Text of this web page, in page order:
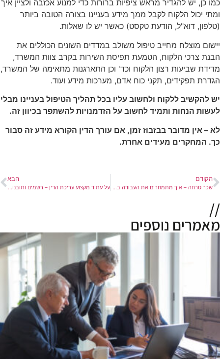
כמו כן, יש להגדיר מראש ציפיות ברורות כדי למנוע אכזבה ולציין איך
ומתי יכול הלקוח לקבל ממך מידע בעניינו בצורה הטובה ביותר
(טלפון, דוא"ל, הודעת טקסט) כאשר יש לו שאלות.
יישום מוצלח מחייב טיפול משולב במדדים השונים הכוללים את
הבנת צרכי הלקוח, הטמעת תפיסת השירות בקרב צוות המשרד,
מדידת שביעות רצון הלקוח וכד' וכן התארגנות מתאימה של המשרד,
הגדרת תפקידים, תקני כוח אדם, מערכות מידע ועוד.
יש להקשיב ללקוח ולחשוב עליו בכל תהליך הטיפול בעניינו מבלי
לעשות הנחות ותמיד לחשוב על הזדמנויות להשתפר בכיוון זה.
לא – אין מדובר בבזבוז זמן, אם עורך הדין הקורא מידע זה סבור
כך. המחקרים מעידים אחרת.
הקודם
שכר טרחה – איך מתמחרים את העבודה בתיק?
הבא
על עתיד מקצוע עריכת הדין – רשמים ותובנות מכנס Legal Marketing
//
מאמרים נוספים